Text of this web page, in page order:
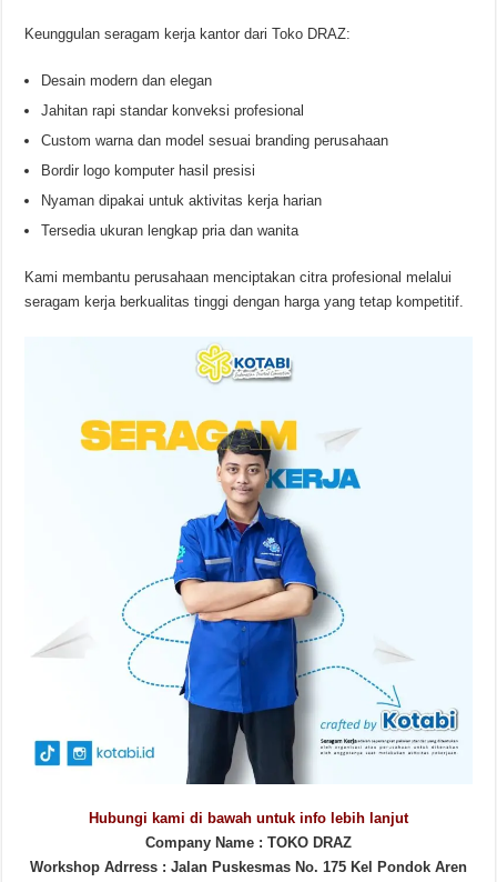
Keunggulan seragam kerja kantor dari Toko DRAZ:
Desain modern dan elegan
Jahitan rapi standar konveksi profesional
Custom warna dan model sesuai branding perusahaan
Bordir logo komputer hasil presisi
Nyaman dipakai untuk aktivitas kerja harian
Tersedia ukuran lengkap pria dan wanita
Kami membantu perusahaan menciptakan citra profesional melalui
seragam kerja berkualitas tinggi dengan harga yang tetap kompetitif.
Hubungi kami di bawah untuk info lebih lanjut
Company Name : TOKO DRAZ
Workshop Adrress : Jalan Puskesmas No. 175 Kel Pondok Aren